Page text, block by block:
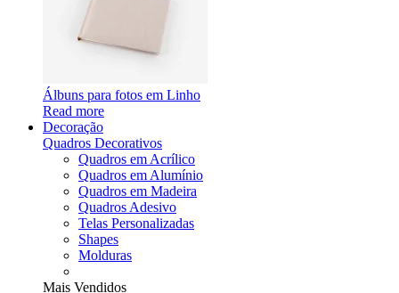
Álbuns para fotos em Linho
Read more
Decoração
Quadros Decorativos
Quadros em Acrílico
Quadros em Alumínio
Quadros em Madeira
Quadros Adesivo
Telas Personalizadas
Shapes
Molduras
Mais Vendidos